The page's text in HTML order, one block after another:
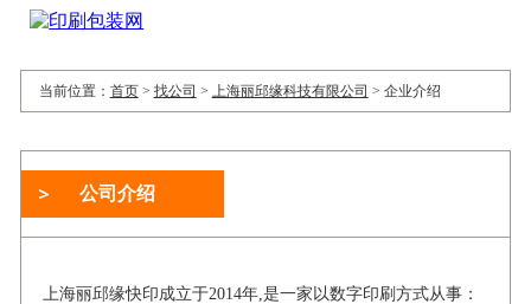
当前位置： 首页> 找公司 > 上海丽邱缘科技有限公司 > 企业介绍
公司介绍
上海丽邱缘快印成立于2014年,是一家以数字印刷方式从事：